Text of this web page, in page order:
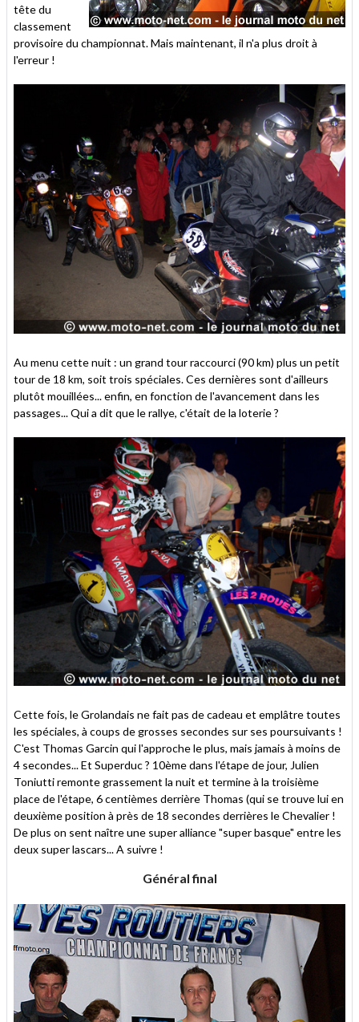
tête du
classement
provisoire du championnat. Mais maintenant, il n'a plus droit à
l'erreur !
Au menu cette nuit : un grand tour raccourci (90 km) plus un petit
tour de 18 km, soit trois spéciales. Ces dernières sont d'ailleurs
plutôt mouillées... enfin, en fonction de l'avancement dans les
passages... Qui a dit que le rallye, c'était de la loterie ?
Cette fois, le Grolandais ne fait pas de cadeau et emplâtre toutes
les spéciales, à coups de grosses secondes sur ses poursuivants !
C'est Thomas Garcin qui l'approche le plus, mais jamais à moins de
4 secondes... Et Superduc ? 10ème dans l'étape de jour, Julien
Toniutti remonte grassement la nuit et termine à la troisième
place de l'étape, 6 centièmes derrière Thomas (qui se trouve lui en
deuxième position à près de 18 secondes derrières le Chevalier !
De plus on sent naître une super alliance "super basque" entre les
deux super lascars... A suivre !
Général final